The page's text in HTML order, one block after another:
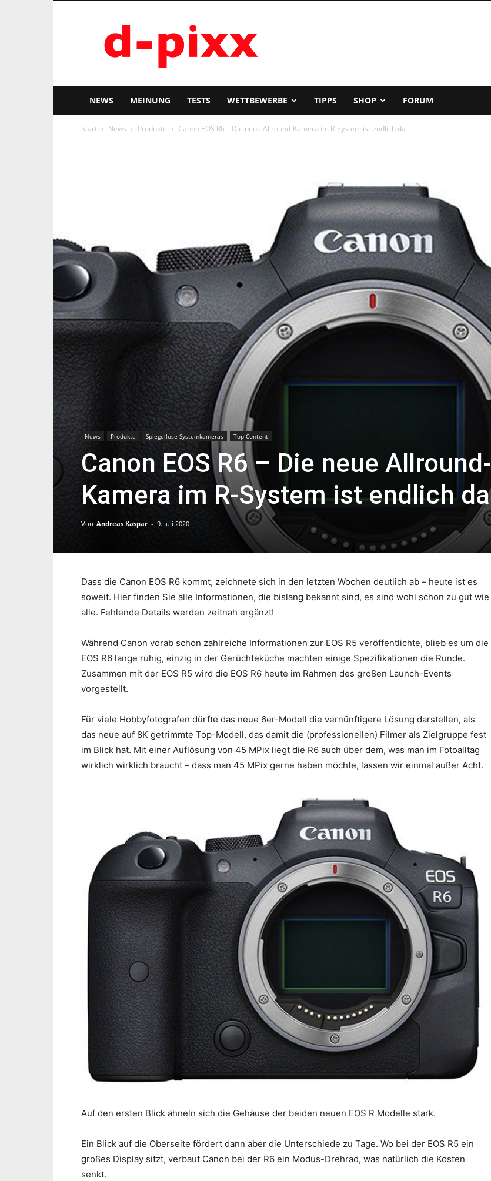
pixx
NEWS MEINUNG TESTS WETTBEWERBE TIPPS SHOP FORUM
Start News Produkte Canon EOS R6 – Die neue Allround-Kamera im R-System ist endlich da
News Produkte Spiegellose Systemkameras Top-Content
Canon EOS R6 – Die neue Allround-
Kamera im R-System ist endlich da
Von Andreas Kaspar - 9. Juli 2020
Dass die Canon EOS R6 kommt, zeichnete sich in den letzten Wochen deutlich ab – heute ist es
soweit. Hier finden Sie alle Informationen, die bislang bekannt sind, es sind wohl schon zu gut wie
alle. Fehlende Details werden zeitnah ergänzt!
Während Canon vorab schon zahlreiche Informationen zur EOS R5 veröffentlichte, blieb es um die
EOS R6 lange ruhig, einzig in der Gerüchteküche machten einige Spezifikationen die Runde.
Zusammen mit der EOS R5 wird die EOS R6 heute im Rahmen des großen Launch-Events
vorgestellt.
Für viele Hobbyfotografen dürfte das neue 6er-Modell die vernünftigere Lösung darstellen, als
das neue auf 8K getrimmte Top-Modell, das damit die (professionellen) Filmer als Zielgruppe fest
im Blick hat. Mit einer Auflösung von 45 MPix liegt die R6 auch über dem, was man im Fotoalltag
wirklich wirklich braucht – dass man 45 MPix gerne haben möchte, lassen wir einmal außer Acht.
Auf den ersten Blick ähneln sich die Gehäuse der beiden neuen EOS R Modelle stark.
Ein Blick auf die Oberseite fördert dann aber die Unterschiede zu Tage. Wo bei der EOS R5 ein
großes Display sitzt, verbaut Canon bei der R6 ein Modus-Drehrad, was natürlich die Kosten
senkt.